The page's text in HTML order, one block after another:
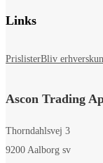
Links
PrislisterBliv
Ascon Trading
Thorndahlsvej 3
9200 Aalborg sv